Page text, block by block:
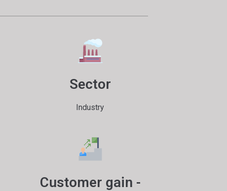
Sector
Industry
Customer gain -